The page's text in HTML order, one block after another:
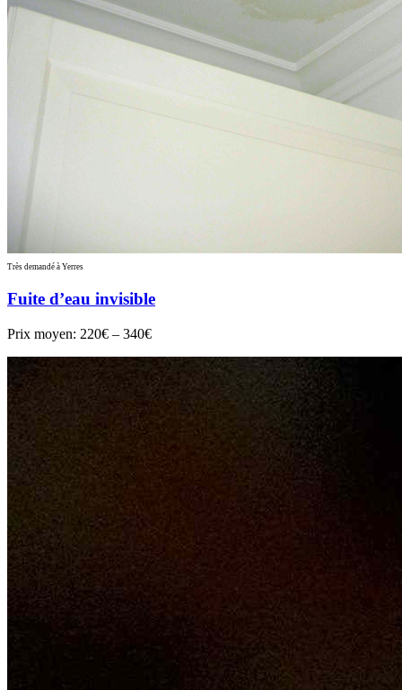
Très demandé à Yerres
Fuite d’eau invisible
Prix moyen: 220€ – 340€